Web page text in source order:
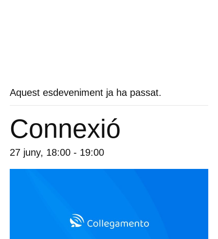
Aquest esdeveniment ja ha passat.
Connexió
27 juny, 18:00 - 19:00